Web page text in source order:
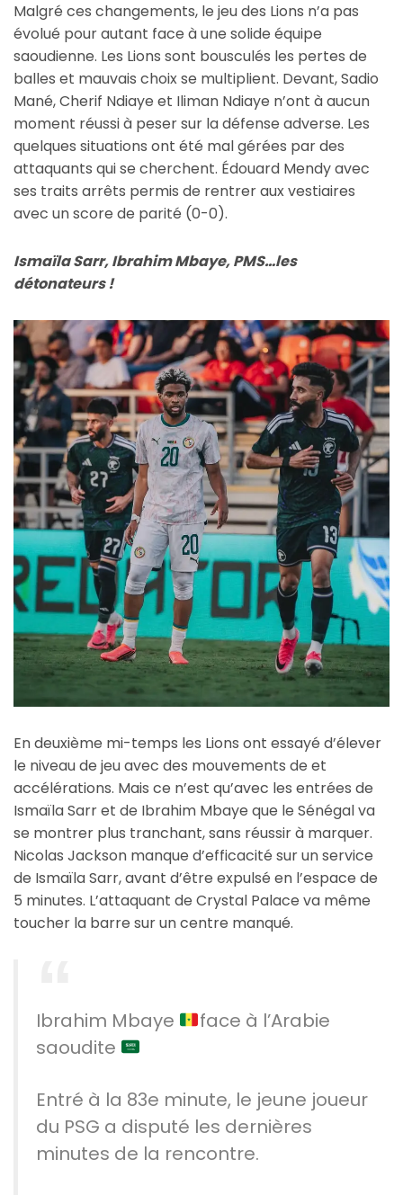
Malgré ces changements, le jeu des Lions n’a pas
évolué pour autant face à une solide équipe
saoudienne. Les Lions sont bousculés les pertes de
balles et mauvais choix se multiplient. Devant, Sadio
Mané, Cherif Ndiaye et Iliman Ndiaye n’ont à aucun
moment réussi à peser sur la défense adverse. Les
quelques situations ont été mal gérées par des
attaquants qui se cherchent. Édouard Mendy avec
ses traits arrêts permis de rentrer aux vestiaires
avec un score de parité (0-0).
Ismaïla Sarr, Ibrahim Mbaye, PMS…les
détonateurs !
En deuxième mi-temps les Lions ont essayé d’élever
le niveau de jeu avec des mouvements de et
accélérations. Mais ce n’est qu’avec les entrées de
Ismaïla Sarr et de Ibrahim Mbaye que le Sénégal va
se montrer plus tranchant, sans réussir à marquer.
Nicolas Jackson manque d’efficacité sur un service
de Ismaïla Sarr, avant d’être expulsé en l’espace de
5 minutes. L’attaquant de Crystal Palace va même
toucher la barre sur un centre manqué.
Ibrahim Mbaye
face à l’Arabie
saoudite
Entré à la 83e minute, le jeune joueur
du PSG a disputé les dernières
minutes de la rencontre.